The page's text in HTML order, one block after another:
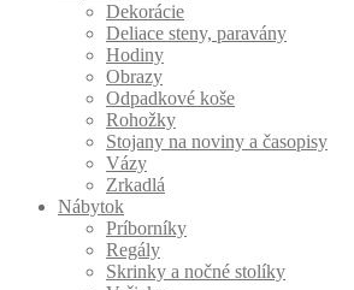
Dekorácie
Deliace steny, paravány
Hodiny
Obrazy
Odpadkové koše
Rohožky
Stojany na noviny a časopisy
Vázy
Zrkadlá
Nábytok
Príborníky
Regály
Skrinky a nočné stolíky